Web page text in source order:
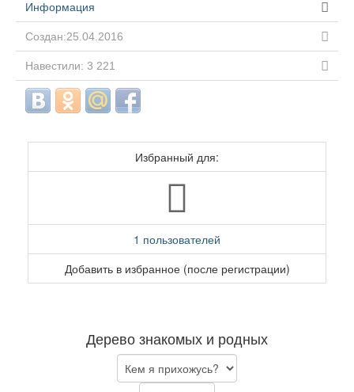
Информация
Создан:25.04.2016
Навестили: 3 221
Избранный для:
1 пользователей
Добавить в избранное (после регистрации)
Дерево знакомых и родных